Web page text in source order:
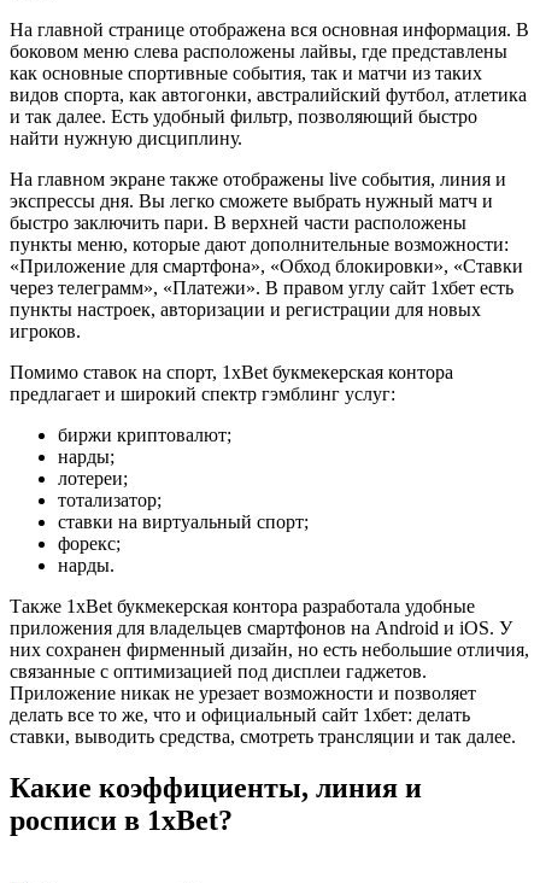
На главной странице отображена вся основная информация. В
боковом меню слева расположены лайвы, где представлены
как основные спортивные события, так и матчи из таких
видов спорта, как автогонки, австралийский футбол, атлетика
и так далее. Есть удобный фильтр, позволяющий быстро
найти нужную дисциплину.
На главном экране также отображены live события, линия и
экспрессы дня. Вы легко сможете выбрать нужный матч и
быстро заключить пари. В верхней части расположены
пункты меню, которые дают дополнительные возможности:
«Приложение для смартфона», «Обход блокировки», «Ставки
через телеграмм», «Платежи». В правом углу сайт 1хбет есть
пункты настроек, авторизации и регистрации для новых
игроков.
Помимо ставок на спорт, 1xBet букмекерская контора
предлагает и широкий спектр гэмблинг услуг:
биржи криптовалют;
нарды;
лотереи;
тотализатор;
ставки на виртуальный спорт;
форекс;
нарды.
Также 1xBet букмекерская контора разработала удобные
приложения для владельцев смартфонов на Android и iOS. У
них сохранен фирменный дизайн, но есть небольшие отличия,
связанные с оптимизацией под дисплеи гаджетов.
Приложение никак не урезает возможности и позволяет
делать все то же, что и официальный сайт 1хбет: делать
ставки, выводить средства, смотреть трансляции и так далее.
Какие коэффициенты, линия и
росписи в 1xBet?